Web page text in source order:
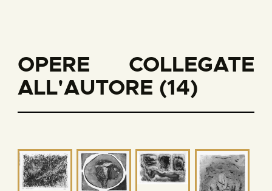
OPERE COLLEGATE
ALL'AUTORE (14)